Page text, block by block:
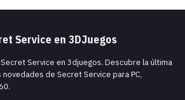
Service en 3DJuegos
Service en 3djuegos. Descubre la última
de Secret Service para PC,